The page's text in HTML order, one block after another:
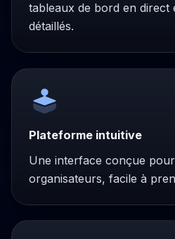
tableaux de bord en direct
détaillés.
Plateforme intuitive
Une interface conçue
organisateurs, facile à